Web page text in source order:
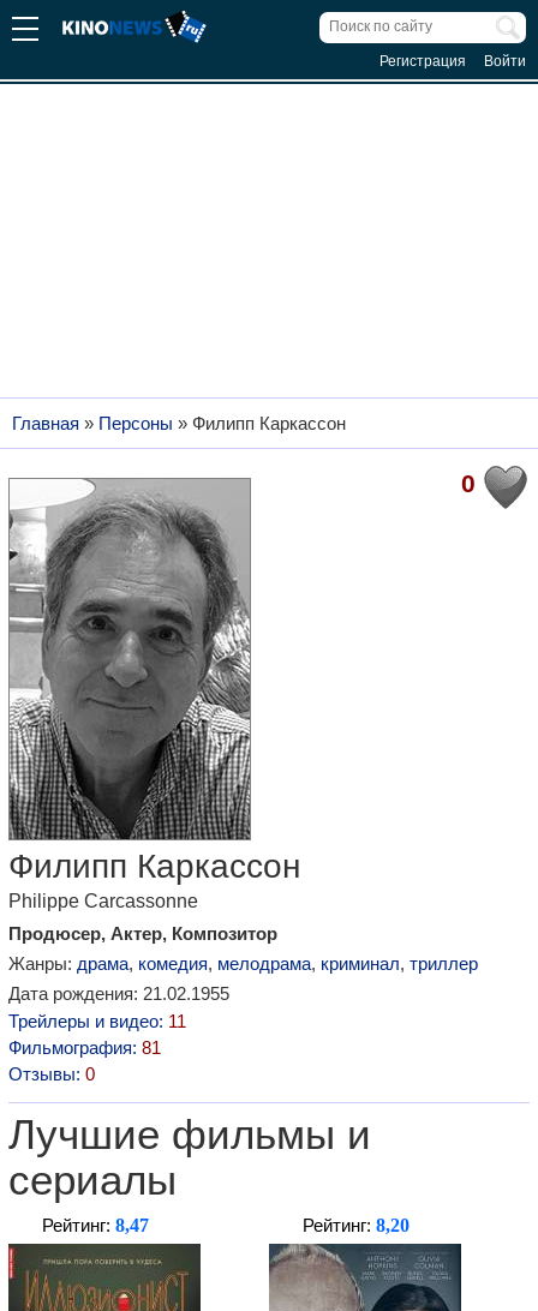
Регистрация Войти
Главная » Персоны » Филипп Каркассон
0
Филипп Каркассон
Philippe Carcassonne
Продюсер, Актер, Композитор
Жанры: драма, комедия, мелодрама, криминал, триллер
Дата рождения: 21.02.1955
Трейлеры и видео: 11
Фильмография: 81
Отзывы: 0
Лучшие фильмы и
сериалы
Рейтинг: 8,47 Рейтинг: 8,20